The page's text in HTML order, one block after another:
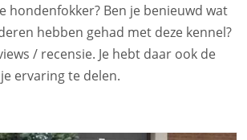
hondenfokker? Ben je benieuwd wat
hebben gehad met deze kennel?
/ recensie. Je hebt daar ook de
ervaring te delen.